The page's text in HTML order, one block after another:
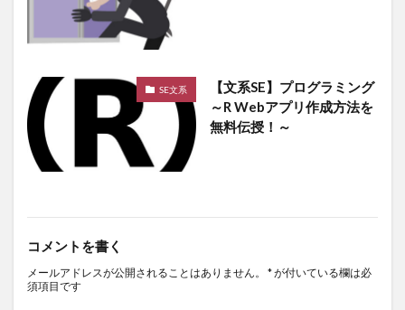
SE文系
【文系SE】プログラミング
～R Webアプリ作成方法を
無料伝授！～
コメントを書く
メールアドレスが公開されることはありません。 *が付いている欄は必
須項目です